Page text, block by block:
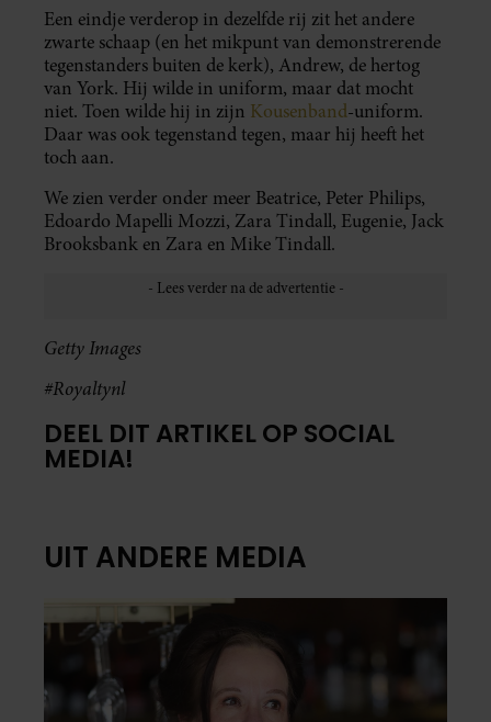
Een eindje verderop in dezelfde rij zit het andere
zwarte schaap (en het mikpunt van demonstrerende
tegenstanders buiten de kerk), Andrew, de hertog
van York. Hij wilde in uniform, maar dat mocht
niet. Toen wilde hij in zijn Kousenband-uniform.
Daar was ook tegenstand tegen, maar hij heeft het
toch aan.
We zien verder onder meer Beatrice, Peter Philips,
Edoardo Mapelli Mozzi, Zara Tindall, Eugenie, Jack
Brooksbank en Zara en Mike Tindall.
Getty Images
#Royaltynl
DEEL DIT ARTIKEL OP SOCIAL
MEDIA!
UIT ANDERE MEDIA